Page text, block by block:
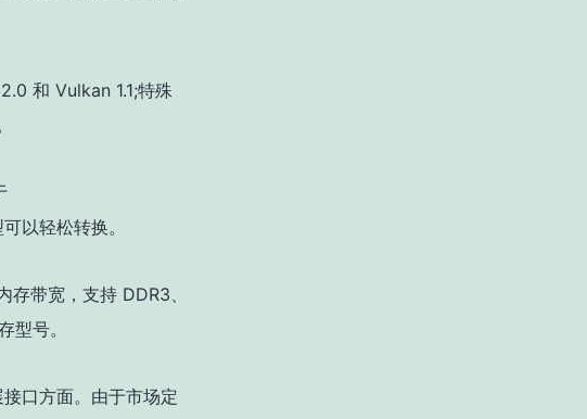
和 Vulkan 1.1;特殊
以轻松转换。
带宽，支持 DDR3、
型号。
口方面。由于市场定